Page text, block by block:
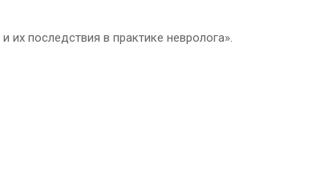
последствия в практике невролога».